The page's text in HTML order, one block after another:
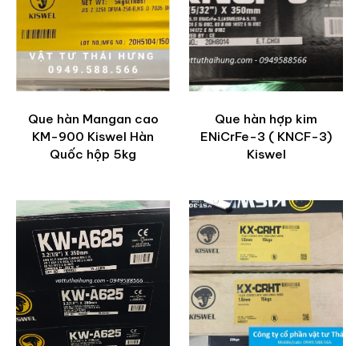
Que hàn Mangan cao
KM-900 Kiswel Hàn
Quốc hộp 5kg
Que hàn hợp kim
ENiCrFe-3 ( KNCF-3)
Kiswel